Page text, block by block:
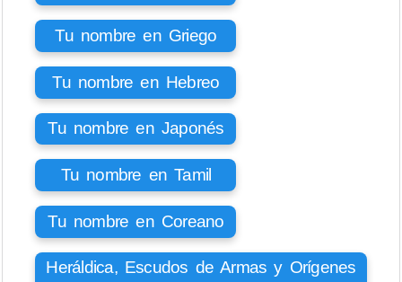
Tu nombre en Griego
Tu nombre en Hebreo
Tu nombre en Japonés
Tu nombre en Tamil
Tu nombre en Coreano
Heráldica, Escudos de Armas y Orígenes